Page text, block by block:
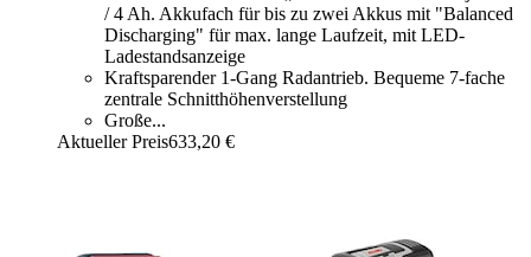
/ 4 Ah. Akkufach für bis zu zwei Akkus mit "Balanced
Discharging" für max. lange Laufzeit, mit LED-
Ladestandsanzeige
Kraftsparender 1-Gang Radantrieb. Bequeme 7-fache
zentrale Schnitthöhenverstellung
Große...
Aktueller Preis633,20 €